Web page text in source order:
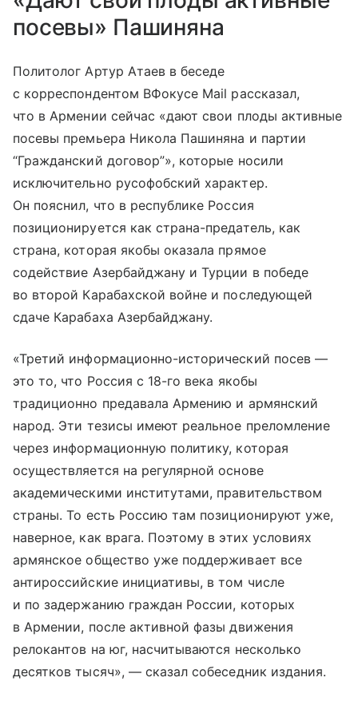
посевы» Пашиняна
Политолог Артур Атаев в беседе
с корреспондентом ВФокусе Mail рассказал,
что в Армении сейчас «дают свои плоды активные
посевы премьера Никола Пашиняна и партии
“Гражданский договор”», которые носили
исключительно русофобский характер.
Он пояснил, что в республике Россия
позиционируется как страна-предатель, как
страна, которая якобы оказала прямое
содействие Азербайджану и Турции в победе
во второй Карабахской войне и последующей
сдаче Карабаха Азербайджану.
«Третий информационно-исторический посев —
это то, что Россия с 18-го века якобы
традиционно предавала Армению и армянский
народ. Эти тезисы имеют реальное преломление
через информационную политику, которая
осуществляется на регулярной основе
академическими институтами, правительством
страны. То есть Россию там позиционируют уже,
наверное, как врага. Поэтому в этих условиях
армянское общество уже поддерживает все
антироссийские инициативы, в том числе
и по задержанию граждан России, которых
в Армении, после активной фазы движения
релокантов на юг, насчитываются несколько
десятков тысяч», — сказал собеседник издания.